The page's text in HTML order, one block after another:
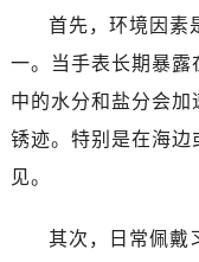
首先，环境因素
一。当手表长期暴露
中的水分和盐分会
锈迹。特别是在海边
见。
其次，日常佩戴